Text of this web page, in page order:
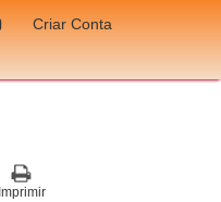
Criar Conta
Imprimir